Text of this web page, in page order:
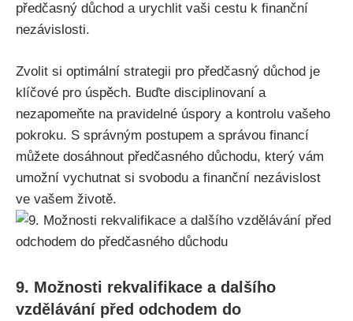
předčasný důchod a urychlit vaši cestu k finanční
nezávislosti.
Zvolit si optimální strategii pro předčasný důchod je
klíčové pro úspěch. Buďte disciplinovaní a
nezapomeňte na pravidelné úspory a kontrolu vašeho
pokroku. S správným postupem a správou financí
můžete dosáhnout předčasného důchodu, který vám
umožní vychutnat si svobodu a finanční nezávislost
ve vašem životě.
9. Možnosti rekvalifikace a dalšího
vzdělávání před odchodem do